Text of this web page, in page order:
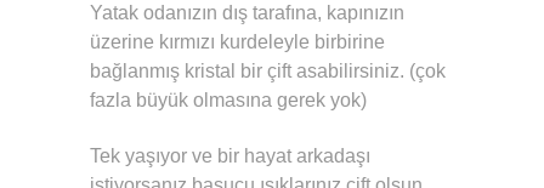
Yatak odanızın dış tarafına, kapınızın
üzerine kırmızı kurdeleyle birbirine
bağlanmış kristal bir çift asabilirsiniz. (çok
fazla büyük olmasına gerek yok)
Tek yaşıyor ve bir hayat arkadaşı